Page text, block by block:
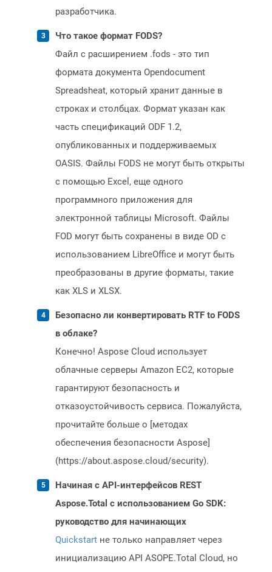
разработчика.
Что такое формат FODS?
Файл с расширением .fods - это тип
формата документа Opendocument
Spreadsheat, который хранит данные в
строках и столбцах. Формат указан как
часть спецификаций ODF 1.2,
опубликованных и поддерживаемых
OASIS. Файлы FODS не могут быть открыты
с помощью Excel, еще одного
программного приложения для
электронной таблицы Microsoft. Файлы
FOD могут быть сохранены в виде OD с
использованием LibreOffice и могут быть
преобразованы в другие форматы, такие
как XLS и XLSX.
Безопасно ли конвертировать RTF to FODS
в облаке?
Конечно! Aspose Cloud использует
облачные серверы Amazon EC2, которые
гарантируют безопасность и
отказоустойчивость сервиса. Пожалуйста,
прочитайте больше о [методах
обеспечения безопасности Aspose]
(https://about.aspose.cloud/security).
Начиная с API-интерфейсов REST
Aspose.Total с использованием Go SDK:
руководство для начинающих
Quickstart не только направляет через
инициализацию API ASOPE.Total Cloud, но